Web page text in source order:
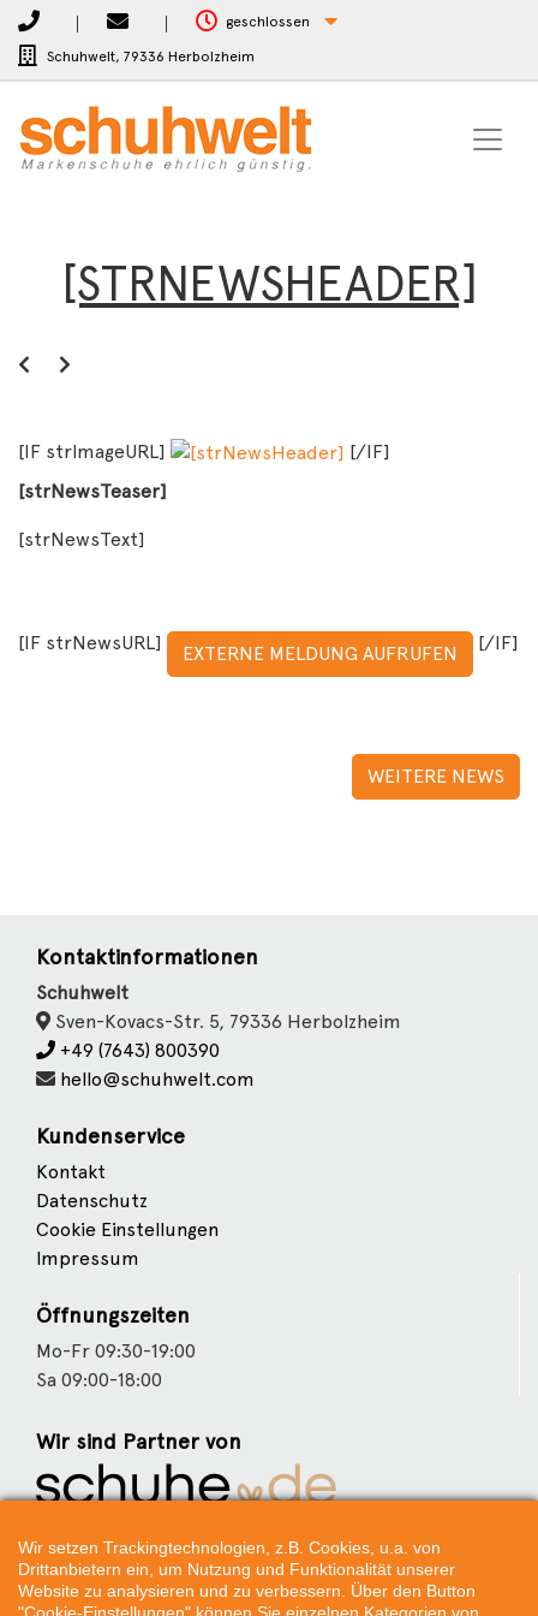
geschlossen
Schuhwelt, 79336 Herbolzheim
[STRNEWSHEADER]
[IF strImageURL]
[/IF]
[strNewsTeaser]
[strNewsText]
[IF strNewsURL] EXTERNE MELDUNG AUFRUFEN [/IF]
WEITERE NEWS
Kontaktinformationen
Schuhwelt
Sven-Kovacs-Str. 5, 79336 Herbolzheim
+49 (7643) 800390
hello@schuhwelt.com
Kundenservice
Kontakt
Datenschutz
Cookie Einstellungen
Impressum
Öffnungszeiten
Mo-Fr 09:30-19:00
Sa 09:00-18:00
Wir sind Partner von
Weitere Partner
Wir setzen Trackingtechnologien, z.B. Cookies, u.a. von
Drittanbietern ein, um Nutzung und Funktionalität unserer
Website zu analysieren und zu verbessern. Über den Button